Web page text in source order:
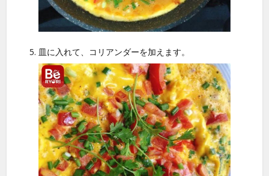
皿に入れて、コリアンダーを加えます。